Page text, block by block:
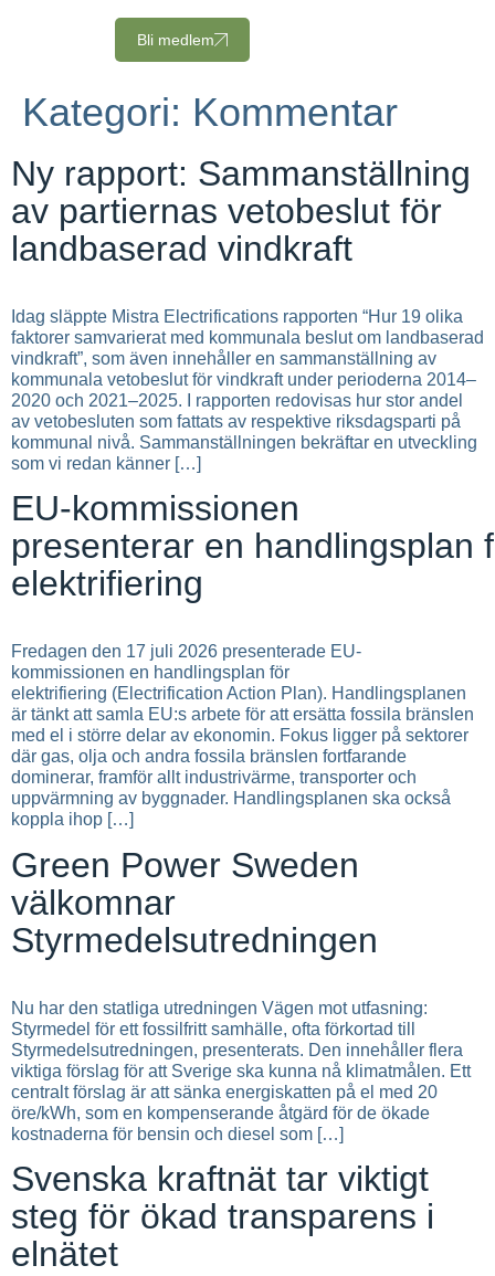
Bli medlem
Kategori: Kommentar
Ny rapport: Sammanställning
av partiernas vetobeslut för
landbaserad vindkraft
Idag släppte Mistra Electrifications rapporten “Hur 19 olika
faktorer samvarierat med kommunala beslut om landbaserad
vindkraft”, som även innehåller en sammanställning av
kommunala vetobeslut för vindkraft under perioderna 2014–
2020 och 2021–2025. I rapporten redovisas hur stor andel
av vetobesluten som fattats av respektive riksdagsparti på
kommunal nivå. Sammanställningen bekräftar en utveckling
som vi redan känner […]
EU-kommissionen
presenterar en handlingsplan
elektrifiering
Fredagen den 17 juli 2026 presenterade EU-
kommissionen en handlingsplan för
elektrifiering (Electrification Action Plan). Handlingsplanen
är tänkt att samla EU:s arbete för att ersätta fossila bränslen
med el i större delar av ekonomin. Fokus ligger på sektorer
där gas, olja och andra fossila bränslen fortfarande
dominerar, framför allt industrivärme, transporter och
uppvärmning av byggnader. Handlingsplanen ska också
koppla ihop […]
Green Power Sweden
välkomnar
Styrmedelsutredningen
Nu har den statliga utredningen Vägen mot utfasning:
Styrmedel för ett fossilfritt samhälle, ofta förkortad till
Styrmedelsutredningen, presenterats. Den innehåller flera
viktiga förslag för att Sverige ska kunna nå klimatmålen. Ett
centralt förslag är att sänka energiskatten på el med 20
öre/kWh, som en kompenserande åtgärd för de ökade
kostnaderna för bensin och diesel som […]
Svenska kraftnät tar viktigt
steg för ökad transparens i
elnätet